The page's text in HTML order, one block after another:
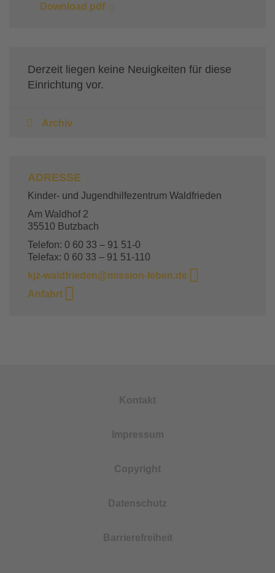
Download pdf
Derzeit liegen keine Neuigkeiten für diese
Einrichtung vor.
Archiv
ADRESSE
Kinder- und Jugendhilfezentrum Waldfrieden
Am Waldhof 2
35510 Butzbach
Telefon: 0 60 33 – 91 51-0
Telefax: 0 60 33 – 91 51-110
kjz-waldfrieden@mission-leben.de
Anfahrt
Kontakt
Impressum
Copyright
Datenschutz
Barrierefreiheit